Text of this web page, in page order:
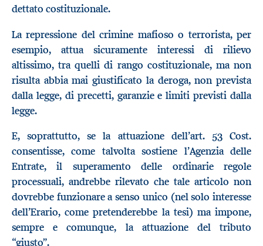
dettato costituzionale.
La repressione del crimine mafioso o terrorista, per
esempio, attua sicuramente interessi di rilievo
altissimo, tra quelli di rango costituzionale, ma non
risulta abbia mai giustificato la deroga, non prevista
dalla legge, di precetti, garanzie e limiti previsti dalla
legge.
E, soprattutto, se la attuazione dell’art. 53 Cost.
consentisse, come talvolta sostiene l’Agenzia delle
Entrate, il superamento delle ordinarie regole
processuali, andrebbe rilevato che tale articolo non
dovrebbe funzionare a senso unico (nel solo interesse
dell’Erario, come pretenderebbe la tesi) ma impone,
sempre e comunque, la attuazione del tributo
“giusto”.